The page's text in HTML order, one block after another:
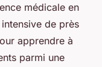
médicale en
de près
apprendre à
parmi une